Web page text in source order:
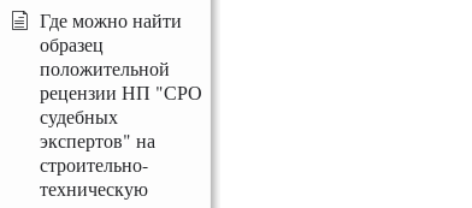
Где можно найти
образец
положительной
рецензии НП "СРО
судебных
экспертов" на
строительно-
техническую